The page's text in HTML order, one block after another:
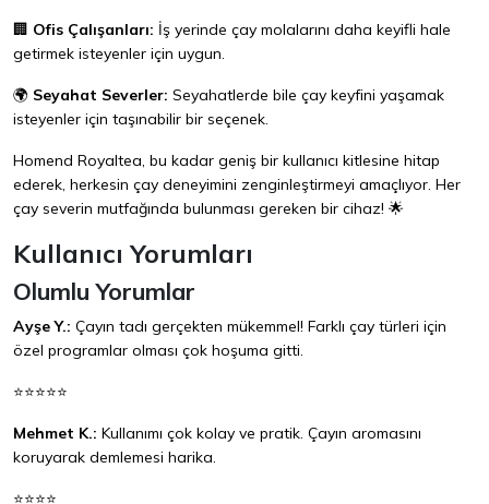
🏢 Ofis Çalışanları: İş yerinde çay molalarını daha keyifli hale
getirmek isteyenler için uygun.
🌍 Seyahat Severler: Seyahatlerde bile çay keyfini yaşamak
isteyenler için taşınabilir bir seçenek.
Homend Royaltea, bu kadar geniş bir kullanıcı kitlesine hitap
ederek, herkesin çay deneyimini zenginleştirmeyi amaçlıyor. Her
çay severin mutfağında bulunması gereken bir cihaz! 🌟
Kullanıcı Yorumları
Olumlu Yorumlar
Ayşe Y.: Çayın tadı gerçekten mükemmel! Farklı çay türleri için
özel programlar olması çok hoşuma gitti.
⭐⭐⭐⭐⭐
Mehmet K.: Kullanımı çok kolay ve pratik. Çayın aromasını
koruyarak demlemesi harika.
⭐⭐⭐⭐